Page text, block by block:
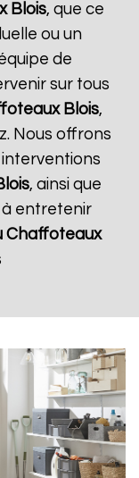
Blois, que ce
ou un
de
sur tous
Blois,
Nous offrons
, ainsi que
à entretenir
Chaffoteaux